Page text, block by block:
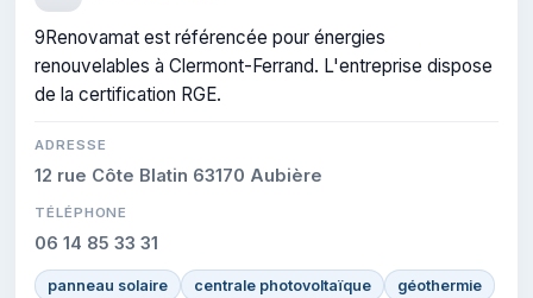
9Renovamat est référencée pour énergies
renouvelables à Clermont-Ferrand. L'entreprise dispose
de la certification RGE.
ADRESSE
12 rue Côte Blatin 63170 Aubière
TÉLÉPHONE
06 14 85 33 31
panneau solaire centrale photovoltaïque
géothermie